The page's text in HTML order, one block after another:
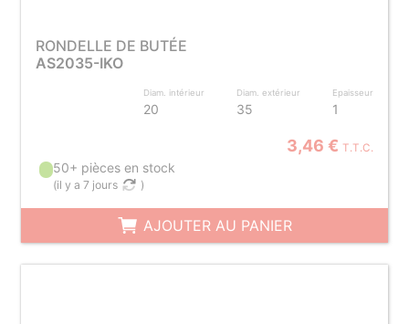
RONDELLE DE BUTÉE
AS2035-IKO
Diam. intérieur
20
Diam. extérieur
35
Epaisseur
1
3,46 € T.T.C.
50+ pièces en stock
(il y a 7 jours )
AJOUTER AU PANIER